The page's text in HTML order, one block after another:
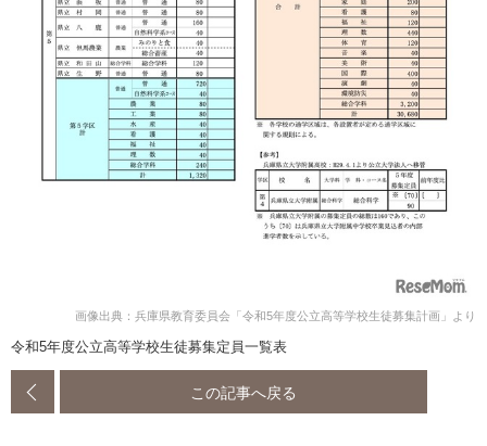
画像出典：兵庫県教育委員会「令和5年度公立高等学校生徒募集計画」より
令和5年度公立高等学校生徒募集定員一覧表
この記事へ戻る